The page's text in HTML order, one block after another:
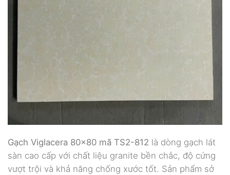
Gạch Viglacera 80×80 mã TS2-812 là dòng gạch lát
sàn cao cấp với chất liệu granite bền chắc, độ cứng
vượt trội và khả năng chống xước tốt. Sản phẩm sở